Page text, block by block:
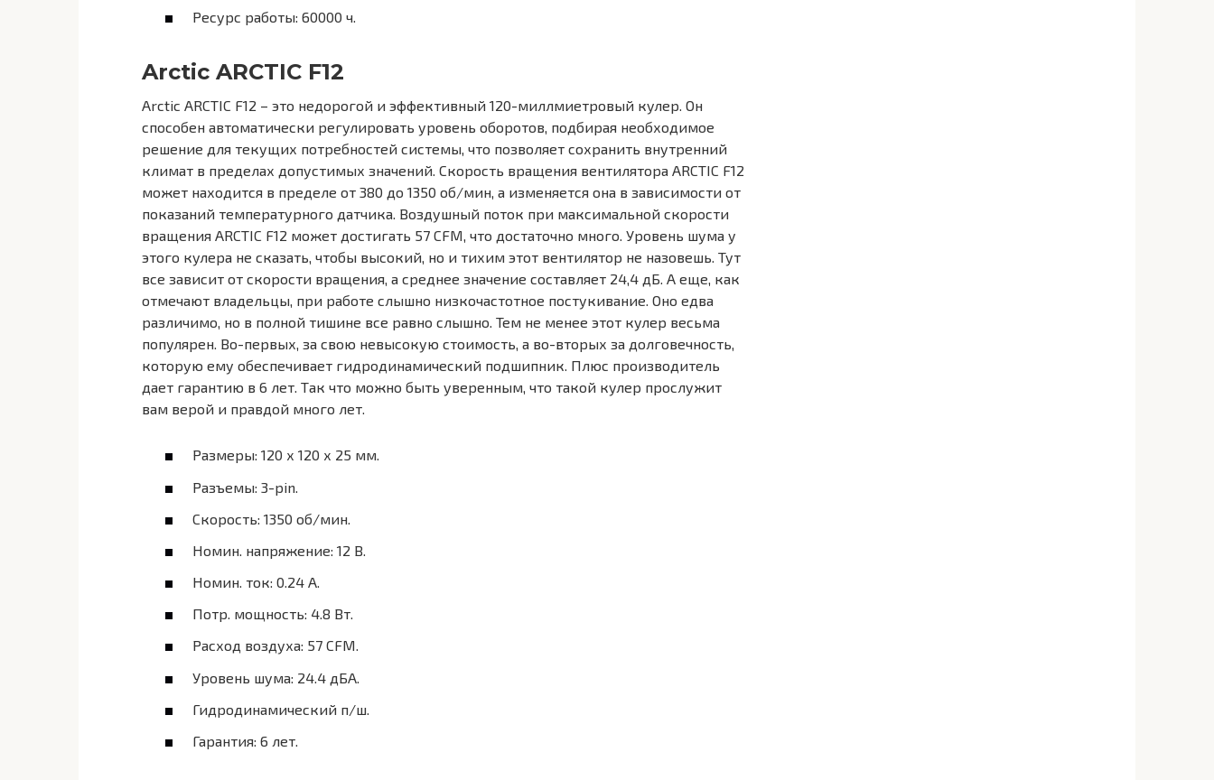
Ресурс работы: 60000 ч.
Arctic ARCTIC F12
Arctic ARCTIC F12 – это недорогой и эффективный 120-миллмиетровый кулер. Он
способен автоматически регулировать уровень оборотов, подбирая необходимое
решение для текущих потребностей системы, что позволяет сохранить внутренний
климат в пределах допустимых значений. Скорость вращения вентилятора ARCTIC F12
может находится в пределе от 380 до 1350 об/мин, а изменяется она в зависимости от
показаний температурного датчика. Воздушный поток при максимальной скорости
вращения ARCTIC F12 может достигать 57 CFM, что достаточно много. Уровень шума у
этого кулера не сказать, чтобы высокий, но и тихим этот вентилятор не назовешь. Тут
все зависит от скорости вращения, а среднее значение составляет 24,4 дБ. А еще, как
отмечают владельцы, при работе слышно низкочастотное постукивание. Оно едва
различимо, но в полной тишине все равно слышно. Тем не менее этот кулер весьма
популярен. Во-первых, за свою невысокую стоимость, а во-вторых за долговечность,
которую ему обеспечивает гидродинамический подшипник. Плюс производитель
дает гарантию в 6 лет. Так что можно быть уверенным, что такой кулер прослужит
вам верой и правдой много лет.
Размеры: 120 х 120 х 25 мм.
Разъемы: 3-pin.
Скорость: 1350 об/мин.
Номин. напряжение: 12 В.
Номин. ток: 0.24 А.
Потр. мощность: 4.8 Вт.
Расход воздуха: 57 CFM.
Уровень шума: 24.4 дБА.
Гидродинамический п/ш.
Гарантия: 6 лет.